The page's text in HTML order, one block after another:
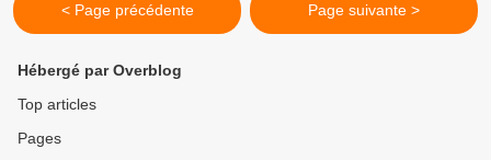
< Page précédente Page suivante >
Hébergé par Overblog
Top articles
Pages